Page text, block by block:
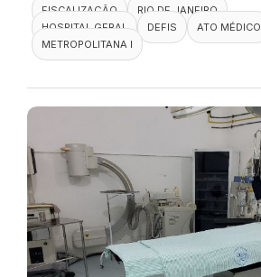
FISCALIZAÇÃO
RIO DE JANEIRO
HOSPITAL GERAL
DEFIS
ATO MÉDICO
METROPOLITANA I